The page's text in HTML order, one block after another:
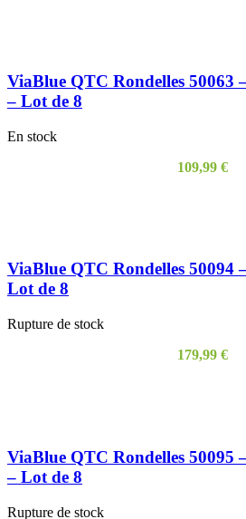
ViaBlue QTC Rondelles 50063
– Lot de 8
En stock
109,99 €
ViaBlue QTC Rondelles 50094
Lot de 8
Rupture de stock
179,99 €
ViaBlue QTC Rondelles 50095
– Lot de 8
Rupture de stock